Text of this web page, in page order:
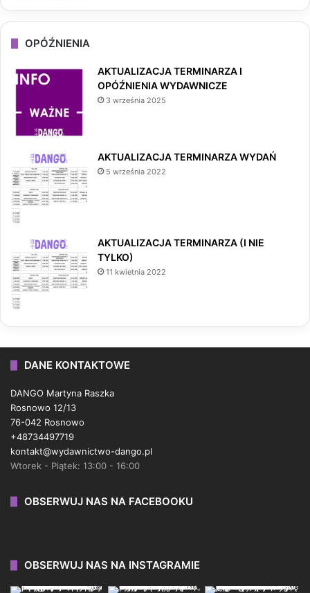
OPÓŹNIENIA
AKTUALIZACJA TERMINARZA I
OPÓŹNIENIA WYDAWNICZE
3 września 2025
AKTUALIZACJA TERMINARZA WYDAŃ
5 września 2022
AKTUALIZACJA TERMINARZA (I NIE
TYLKO)
11 kwietnia 2022
DANE KONTAKTOWE
DANGO Martyna Raszka
Rosnowo 12/13
76-042 Rosnowo
+48734497719
kontakt@wydawnictwo-dango.pl
Wtorek - Piątek: 13:00 - 16:00
OBSERWUJ NAS NA FACEBOOKU
OBSERWUJ NAS NA INSTAGRAMIE